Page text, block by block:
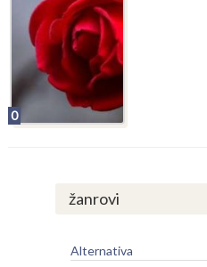
0
žanrovi
Alternativa